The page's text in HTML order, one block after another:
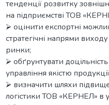
тенденції розвитку
на підприємстві ТОВ
⮚ оцінити експортні
стратегічні напрями
ринки;
⮚ обґрунтувати
управління якістю
⮚ визначити шляхи
логістики ТОВ «КЕРНЕЛ» в